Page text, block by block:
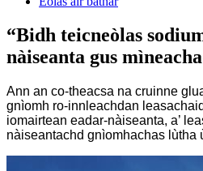
“Bidh teicneòlas
nàiseanta gus
Ann an co-theacsa na cruinne
gnìomh ro-innleachdan
iomairtean eadar-nàiseanta, a’
nàiseantachd gnìomhachas lùtha